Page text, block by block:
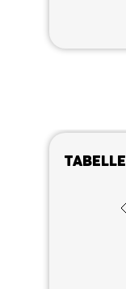
Tabelle